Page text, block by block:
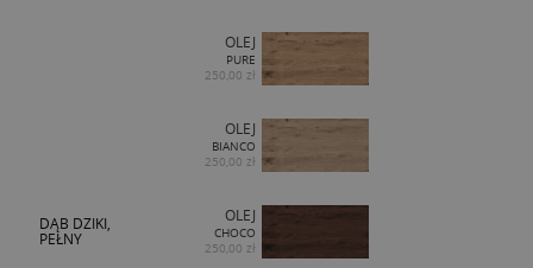
DĄB DZIKI,
PEŁNY
OLEJ
PURE
250,00 zł
OLEJ
BIANCO
250,00 zł
OLEJ
CHOCO
250,00 zł